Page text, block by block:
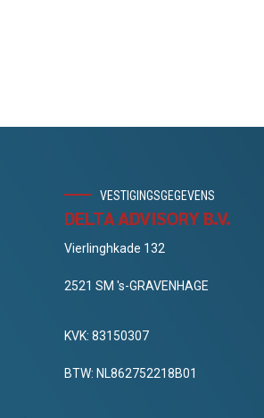
VESTIGINGSGEGEVENS
DELTA ADVISORY B.V.
Vierlinghkade 132
2521 SM 's-GRAVENHAGE
KVK: 83150307
BTW: NL862752218B01